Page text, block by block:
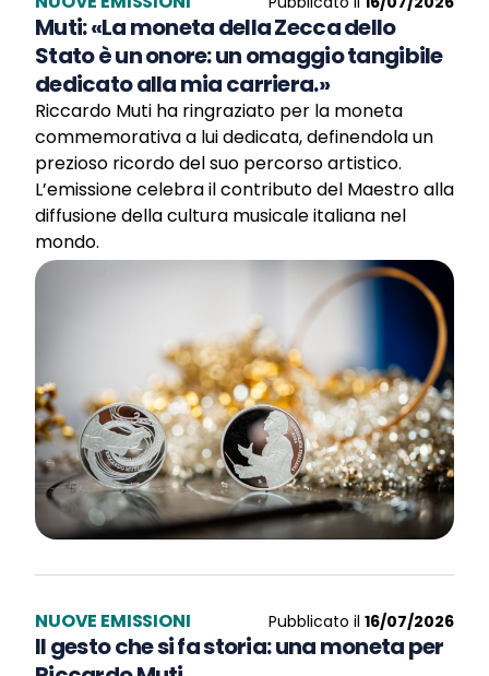
Muti: «La moneta della Zecca dello
Stato è un onore: un omaggio tangibile
dedicato alla mia carriera.»
Riccardo Muti ha ringraziato per la moneta
commemorativa a lui dedicata, definendola un
prezioso ricordo del suo percorso artistico.
L’emissione celebra il contributo del Maestro alla
diffusione della cultura musicale italiana nel
mondo.
NUOVE EMISSIONI Pubblicato il 16/07/2026
Il gesto che si fa storia: una moneta per